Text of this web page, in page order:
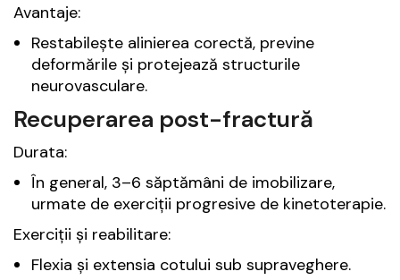
Avantaje:
Restabilește alinierea corectă, previne
deformările și protejează structurile
neurovasculare.
Recuperarea post-fractură
Durata:
În general, 3–6 săptămâni de imobilizare,
urmate de exerciții progresive de kinetoterapie.
Exerciții și reabilitare:
Flexia și extensia cotului sub supraveghere.